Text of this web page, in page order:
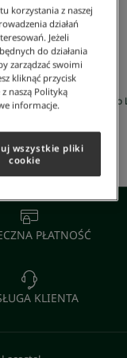
Koszulka
Kolor
PŁATNOŚĆ
KLIENTA
korzystania z naszej
działań
Jeżeli
do działania
zarządzać swoimi
kliknąć przycisk
z naszą Polityką
informacje.
wszystkie pliki
cookie